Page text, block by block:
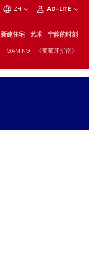
ZH AD-LITE
新建住宅 艺术 宁静的时刻
IGAMING 《葡萄牙指南》